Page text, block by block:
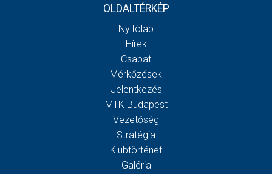
OLDALTÉRKÉP
Nyitólap
Hírek
Csapat
Mérkőzések
Jelentkezés
MTK Budapest
Vezetőség
Stratégia
Klubtörténet
Galéria